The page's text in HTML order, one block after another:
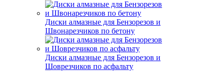
Диски алмазные для Бензорезов и
Швонарезчиков по бетону
Диски алмазные для Бензорезов и
Шоврезчиков по асфальту